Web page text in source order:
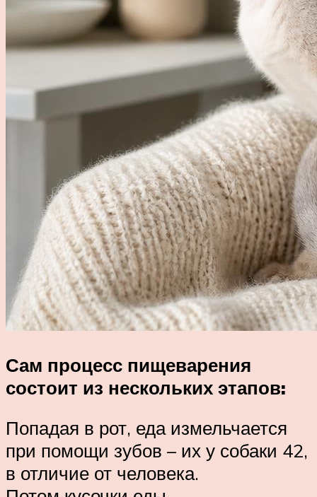
Сам процесс пищеварения
состоит из нескольких этапов:
Попадая в рот, еда измельчается
при помощи зубов – их у собаки 42,
в отличие от человека.